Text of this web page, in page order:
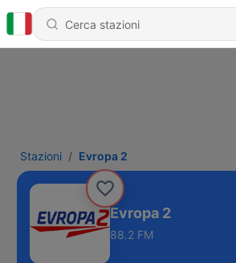
Stazioni Evropa 2
Evropa 2
88.2 FM